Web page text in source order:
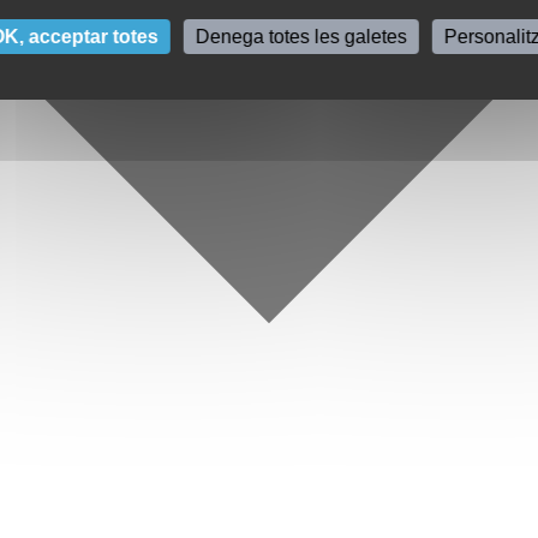
acceptar totes Denega totes les galetes